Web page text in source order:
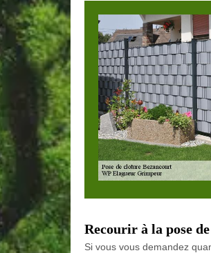
Recourir à la pose
Si vous vous demandez